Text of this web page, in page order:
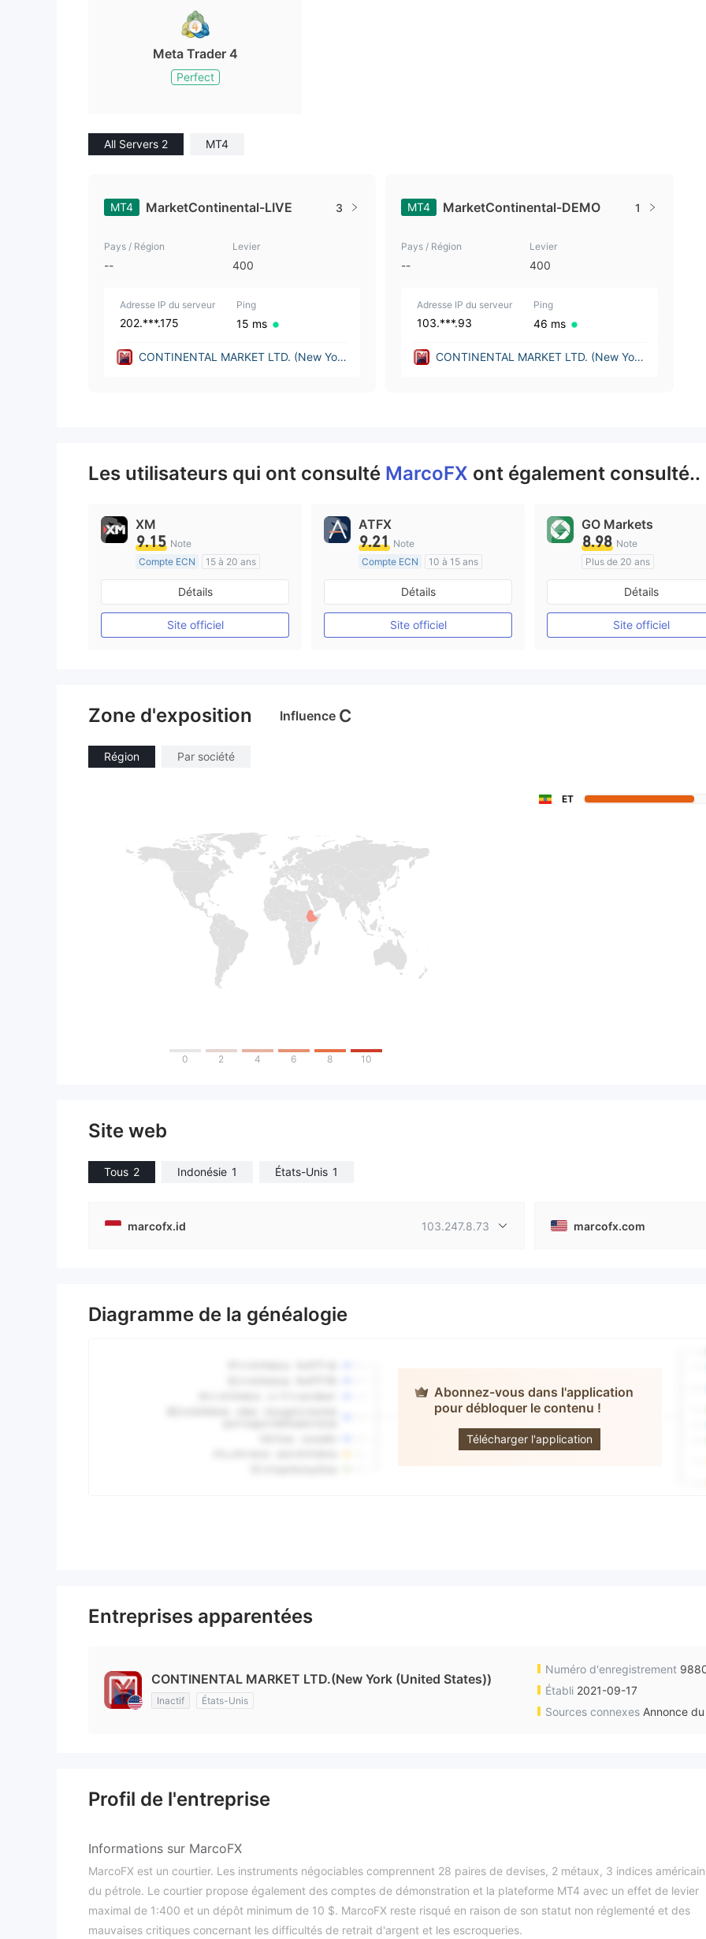
Meta Trader 4
Perfect
All Servers 2 MT4
MT4 MarketContinental-LIVE 3
Pays / Région
--
Levier
400
Adresse IP du serveur
202.***.175
Ping
15 ms
CONTINENTAL MARKET LTD. (New York
MT4 MarketContinental-DEMO 1
Pays / Région
--
Levier
400
Adresse IP du serveur
103.***.93
Ping
46 ms
CONTINENTAL MARKET LTD. (New York
Les utilisateurs qui ont consulté MarcoFX ont également consulté..
XM
9.15 Note
Compte ECN
15 à 20 ans
Réglementation de Australie
Market Making (MM)
Etiquette principale MT4
Détails
Site officiel
ATFX
9.21 Note
Compte ECN
10 à 15 ans
Réglementation de Australie
Market Making (MM)
Etiquette principale MT4
Détails
Site officiel
GO Markets
8.98 Note
Plus de 20 ans
Réglementation de
Market Making (MM)
cTrader
Détails
Site officiel
Zone d'exposition Influence C
Région Par société
0 2 4 6 8 10
ET
Site web
Tous 2 Indonésie 1 États-Unis 1
marcofx.id 103.247.8.73 marcofx.com
Diagramme de la généalogie
Abonnez-vous dans l'application
pour débloquer le contenu !
Télécharger l'application
MarcoFX
Entreprises apparentées
CONTINENTAL MARKET LTD.(New York (United States))
Inactif États-Unis
Numéro d'enregistrement
Établi 2021-09-17
Sources connexes Annonce
Profil de l'entreprise
Informations sur MarcoFX
MarcoFX est un courtier. Les instruments négociables comprennent 28 paires de devises, 2 métaux, 3 indices
du pétrole. Le courtier propose également des comptes de démonstration et la plateforme MT4 avec un effet de levier
maximal de 1:400 et un dépôt minimum de 10 $. MarcoFX reste risqué en raison de son statut non réglementé et des
mauvaises critiques concernant les difficultés de retrait d'argent et les escroqueries.